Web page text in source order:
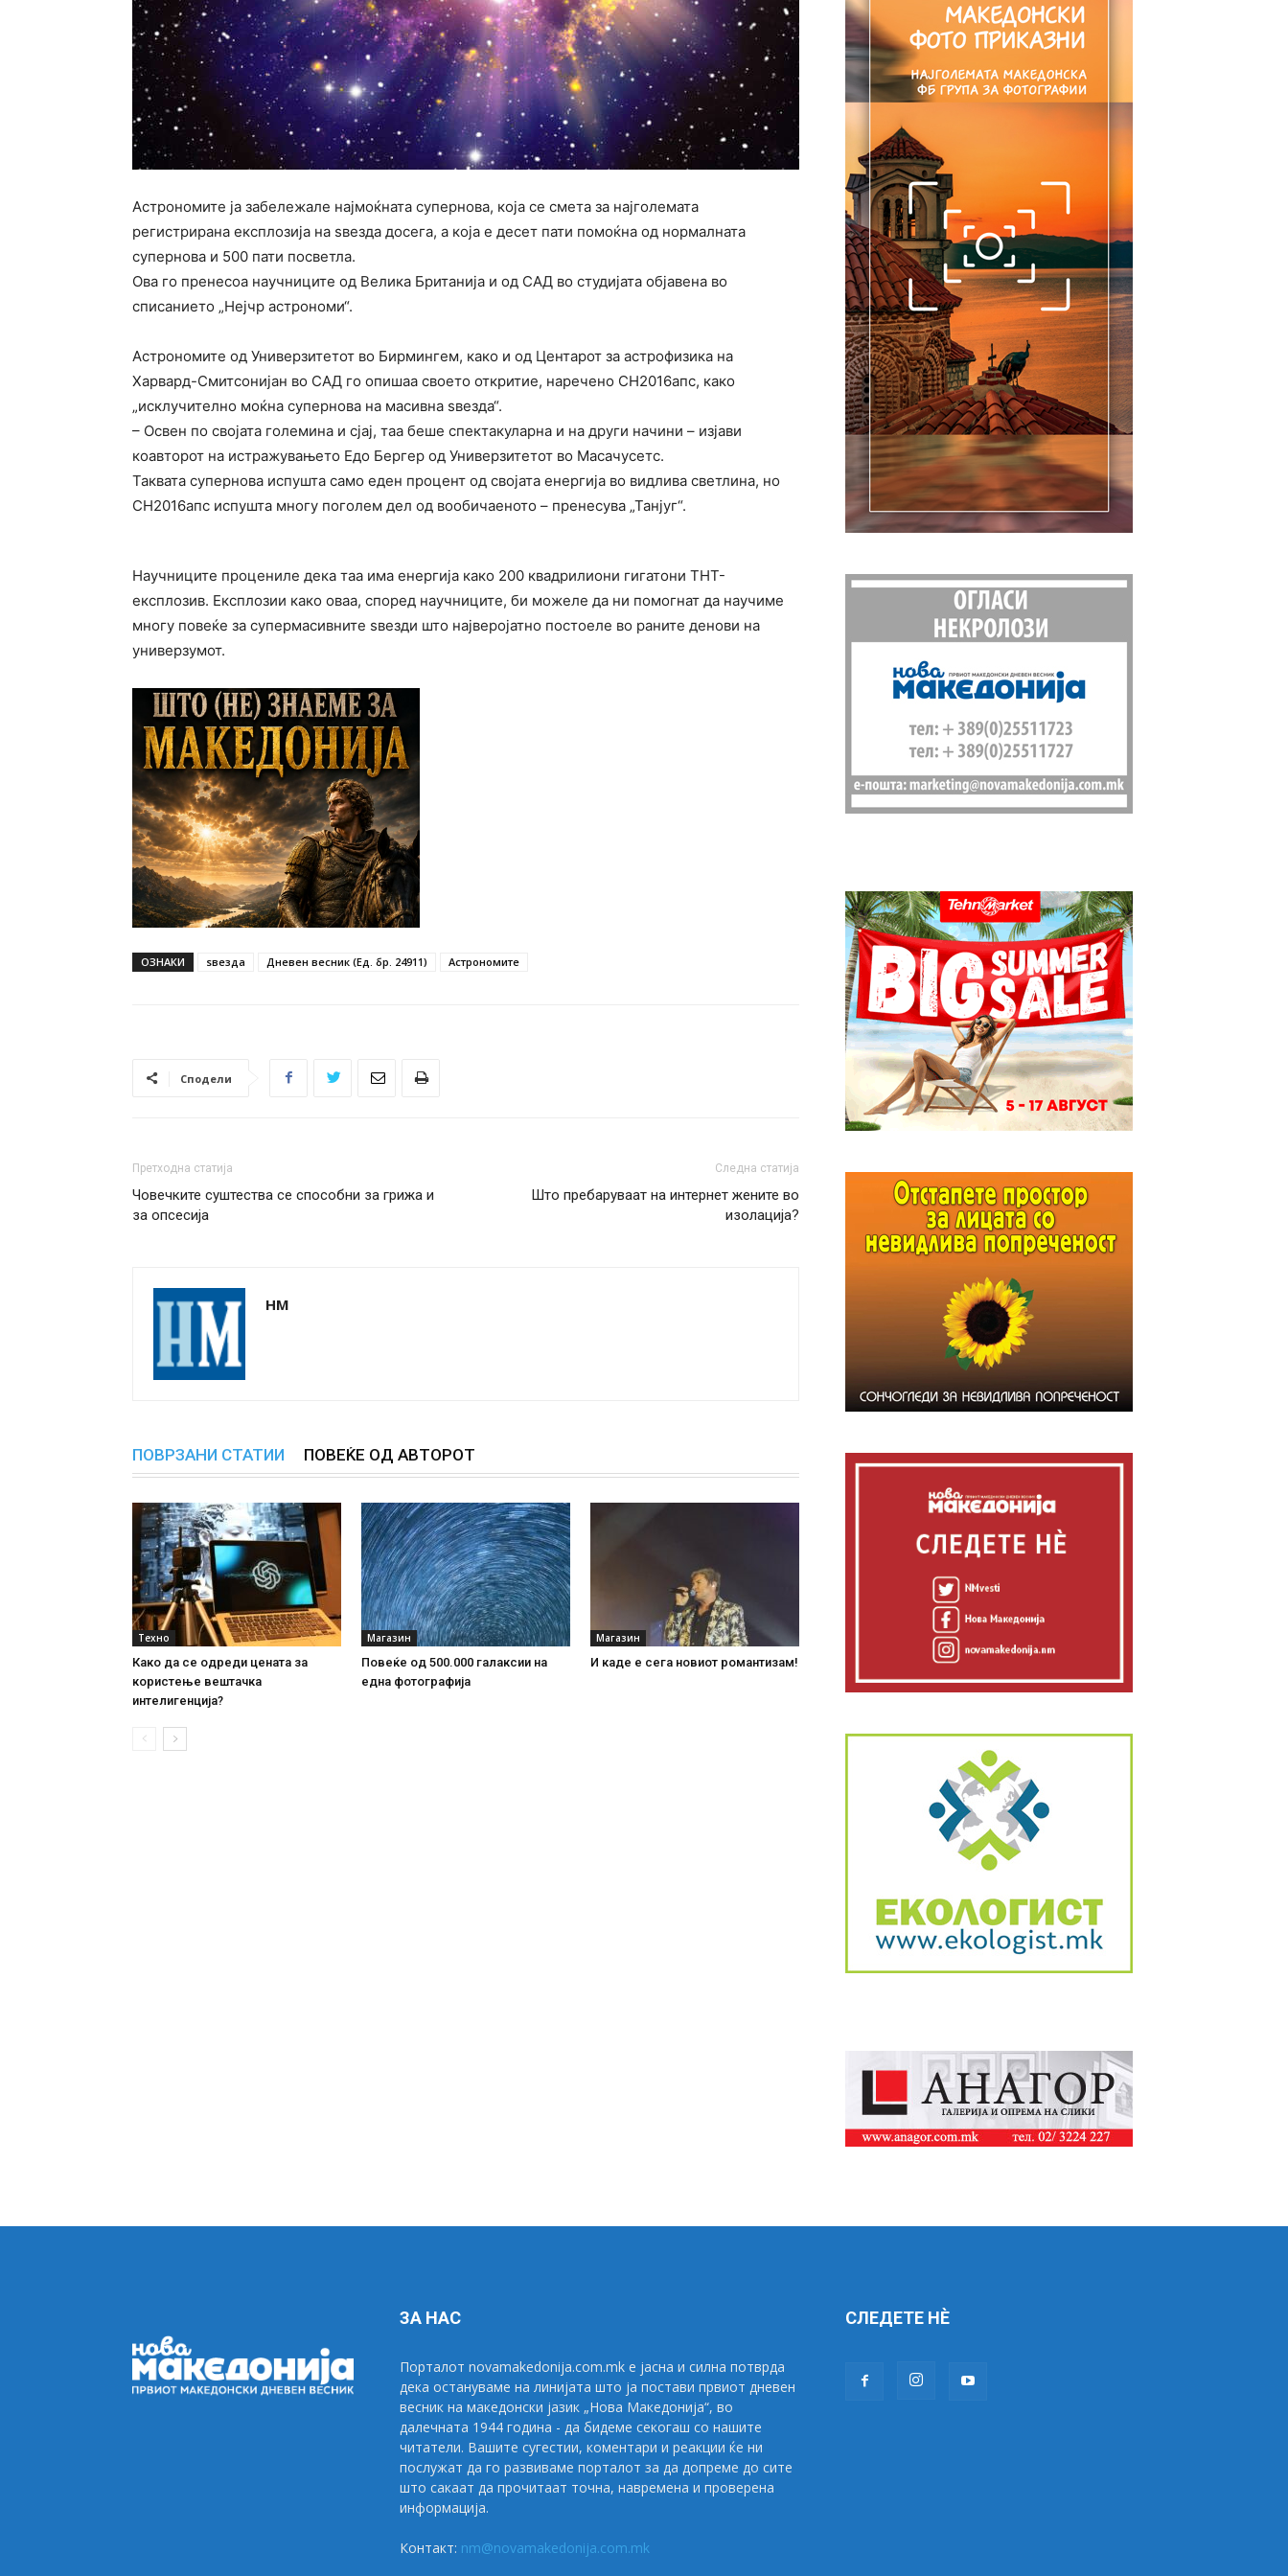
Астрономите ја забележале најмоќната супернова, која се смета за најголемата
регистрирана експлозија на ѕвезда досега, а која е десет пати помоќна од нормалната
супернова и 500 пати посветла.
Ова го пренесоа научниците од Велика Британија и од САД во студијата објавена во
списанието „Нејчр астрономи“.
Астрономите од Универзитетот во Бирмингем, како и од Центарот за астрофизика на
Харвард-Смитсонијан во САД го опишаа своето откритие, наречено СН2016апс, како
„исклучително моќна супернова на масивна ѕвезда“.
– Освен по својата големина и сјај, таа беше спектакуларна и на други начини – изјави
коавторот на истражувањето Едо Бергер од Универзитетот во Масачусетс.
Таквата супернова испушта само еден процент од својата енергија во видлива светлина, но
СН2016апс испушта многу поголем дел од вообичаеното – пренесува „Танјуг“.
Научниците процениле дека таа има енергија како 200 квадрилиони гигатони ТНТ-
експлозив. Експлозии како оваа, според научниците, би можеле да ни помогнат да научиме
многу повеќе за супермасивните sвезди што најверојатно постоеле во раните денови на
универзумот.
ОЗНАКИ ѕвезда Дневен весник (Ед. бр. 24911) Астрономите
Сподели
Претходна статија
Човечките суштества се способни за грижа и
за опсесија
Следна статија
Што пребаруваат на интернет жените во
изолација?
НМ
ПОВРЗАНИ СТАТИИ ПОВЕЌЕ ОД АВТОРОТ
Техно
Како да се одреди цената за
користење вештачка
интелигенциjа?
Магазин
Повеќе од 500.000 галаксии на
една фотографија
Магазин
И каде е сега новиот романтизам!
ЗА НАС
Порталот novamakedonija.com.mk е јасна и силна потврда
дека остануваме на линијата што ја постави првиот дневен
весник на македонски јазик „Нова Македонија“, во
далечната 1944 година - да бидеме секогаш со нашите
читатели. Вашите сугестии, коментари и реакции ќе ни
послужат да го развиваме порталот за да допреме до сите
што сакаат да прочитаат точна, навремена и проверена
информација.
Контакт: nm@novamakedonija.com.mk
СЛЕДЕТЕ НÈ